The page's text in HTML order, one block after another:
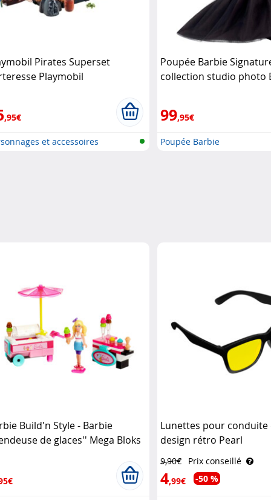
Pirates Superset
Playmobil
,95€
et accessoires
Poupée Barbie
collection studio photo
99,95€
Poupée Barbie
Build'n Style - Barbie
de glaces'' Mega Bloks
Lunettes pour conduite
design rétro Pearl
9,90€ Prix conseillé
4,99€ -50 %